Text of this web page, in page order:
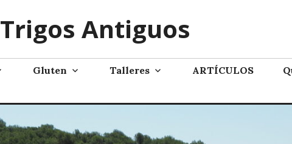
Trigos Antiguos
Gluten Talleres ARTÍCULOS